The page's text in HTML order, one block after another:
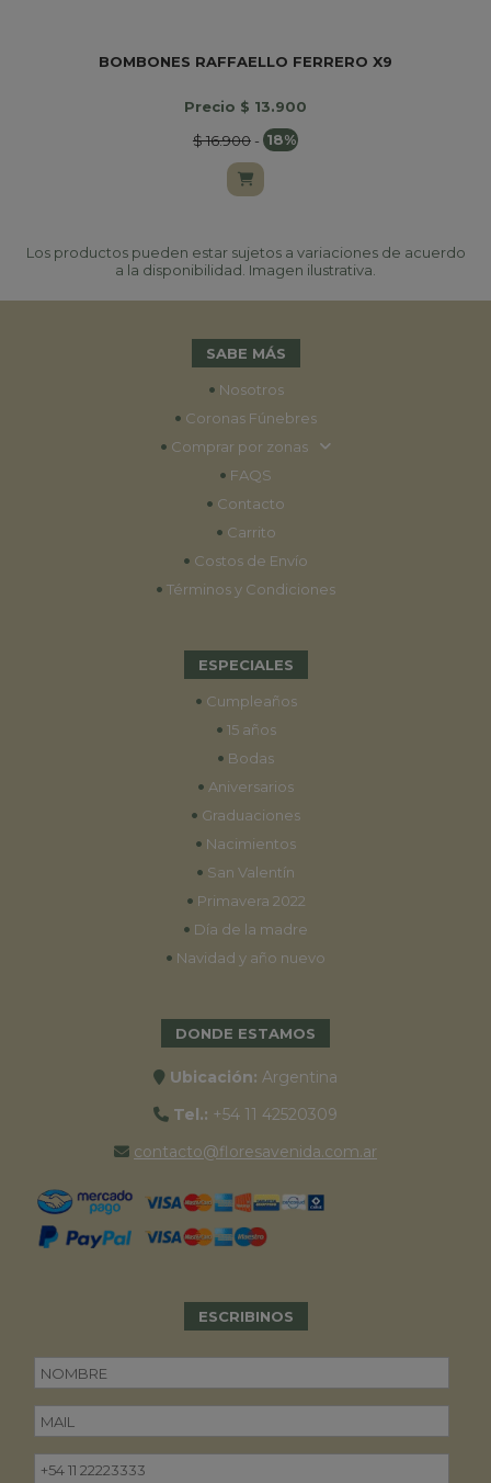
BOMBONES RAFFAELLO FERRERO X9
Precio $ 13.900
$ 16.900- 18%
Los productos pueden estar sujetos a variaciones de acuerdo
a la disponibilidad. Imagen ilustrativa.
SABE MÁS
• Nosotros
• Coronas Fúnebres
• Comprar por zonas
• FAQS
• Contacto
• Carrito
• Costos de Envío
• Términos y Condiciones
ESPECIALES
• Cumpleaños
• 15 años
• Bodas
• Aniversarios
• Graduaciones
• Nacimientos
• San Valentín
• Primavera 2022
• Día de la madre
• Navidad y año nuevo
DONDE ESTAMOS
Ubicación: Argentina
Tel.: +54 11 42520309
contacto@floresavenida.com.ar
ESCRIBINOS